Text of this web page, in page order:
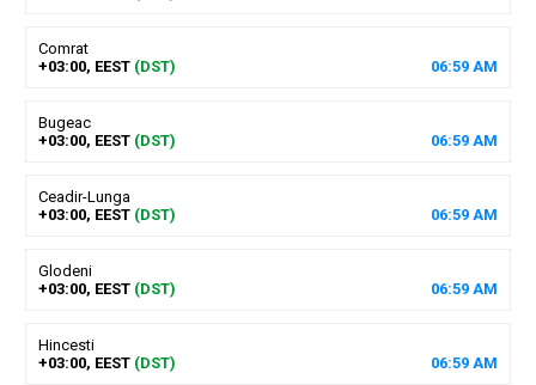
Comrat
+03:00, EEST (DST) 06:59 AM
Bugeac
+03:00, EEST (DST) 06:59 AM
Ceadir-Lunga
+03:00, EEST (DST) 06:59 AM
Glodeni
+03:00, EEST (DST) 06:59 AM
Hincesti
+03:00, EEST (DST) 06:59 AM